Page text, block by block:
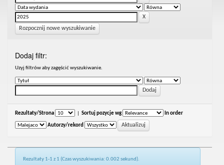
Rozpocznij nowe wyszukiwanie
Dodaj filtr:
Uzyj filtrów aby zagęścić wyszukiwanie.
Rezultaty/Strona Sortuj pozycje wg In order
Autorzy/rekord
Rezultaty 1-1 z 1 (Czas wyszukiwania: 0.002 sekund).